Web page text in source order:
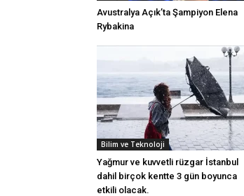
Avustralya Açık’ta Şampiyon Elena
Rybakina
Bilim ve Teknoloji
Yağmur ve kuvvetli rüzgar İstanbul
dahil birçok kentte 3 gün boyunca
etkili olacak.